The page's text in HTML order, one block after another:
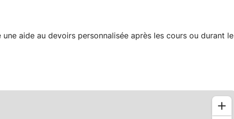
aide au devoirs personnalisée après les cours ou durant le